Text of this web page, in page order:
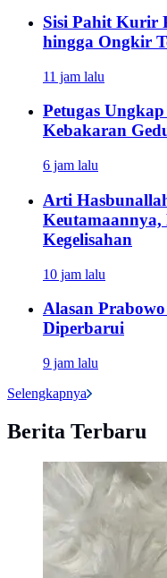
Sisi Pahit Kurir
hingga Ongkir
11 jam lalu
Petugas
Kebakaran
6 jam lalu
Arti
Keutamaannya,
Kegelisahan
10 jam lalu
Alasan
Diperbarui
9 jam lalu
Selengkapnya
Berita Terbaru